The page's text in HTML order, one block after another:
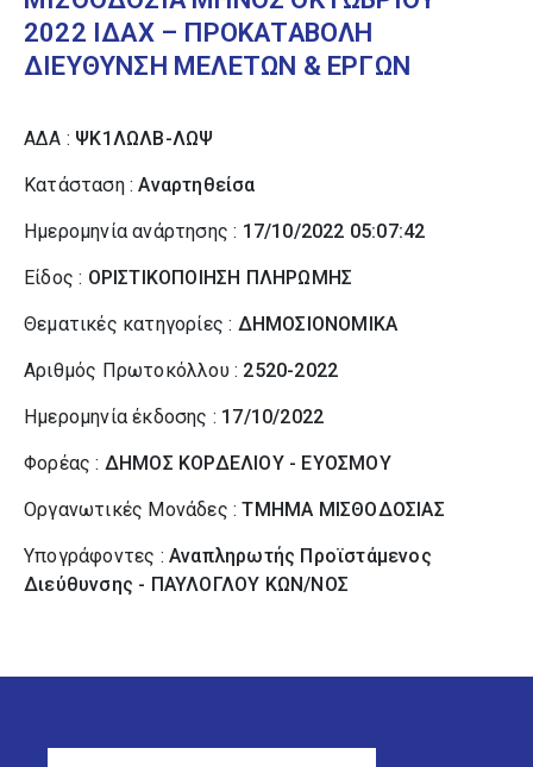
2022 ΙΔΑΧ – ΠΡΟΚΑΤΑΒΟΛΗ
ΔΙΕΥΘΥΝΣΗ ΜΕΛΕΤΩΝ & ΕΡΓΩΝ
ΑΔΑ : ΨΚ1ΛΩΛΒ-ΛΩΨ
Κατάσταση :Αναρτηθείσα
Ημερομηνία ανάρτησης : 17/10/2022 05:07:42
Είδος : ΟΡΙΣΤΙΚΟΠΟΙΗΣΗ ΠΛΗΡΩΜΗΣ
Θεματικές κατηγορίες : ΔΗΜΟΣΙΟΝΟΜΙΚΑ
Αριθμός Πρωτοκόλλου : 2520-2022
Ημερομηνία έκδοσης : 17/10/2022
Φορέας : ΔΗΜΟΣ ΚΟΡΔΕΛΙΟΥ - ΕΥΟΣΜΟΥ
Οργανωτικές Μονάδες :ΤΜΗΜΑ ΜΙΣΘΟΔΟΣΙΑΣ
Υπογράφοντες : Αναπληρωτής Προϊστάμενος
Διεύθυνσης - ΠΑΥΛΟΓΛΟΥ ΚΩΝ/ΝΟΣ